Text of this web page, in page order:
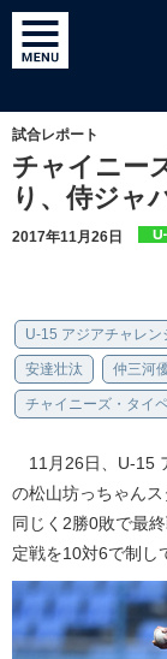
試合レポート
チャイニー
り、侍ジャ
2017年11月26日
U-15 アジアチャレン
安達壮汰 仲三河
チャイニーズ・タイ
11月26日、U-15
の松山坊っちゃん
同じく2勝0敗で最
定戦を10対6で制し